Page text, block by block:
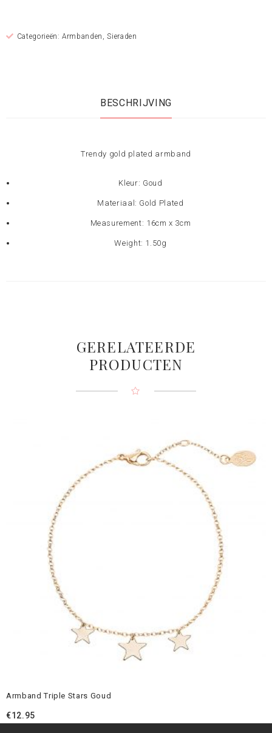
Categorieën:Armbanden ,Sieraden
BESCHRIJVING
Trendy gold plated armband
Kleur: Goud
Materiaal: Gold Plated
Measurement: 16cm x 3cm
Weight: 1.50g
GERELATEERDE
PRODUCTEN
Armband Triple Stars Goud
€12.95